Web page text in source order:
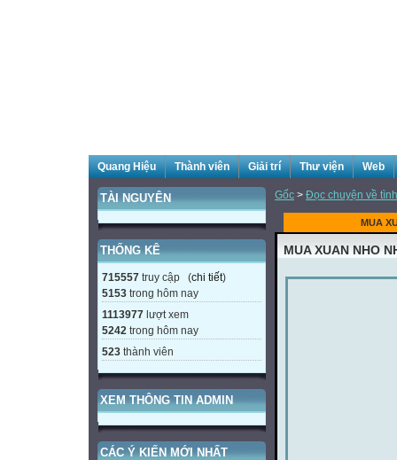
Quang Hiệu Thành viên Giải trí Thư viện Web
TÀI NGUYÊN
THỐNG KÊ
715557 truy cập (chi tiết)
5153 trong hôm nay
1113977 lượt xem
5242 trong hôm nay
523 thành viên
XEM THÔNG TIN ADMIN
CÁC Ý KIẾN MỚI NHẤT
Gốc > Đọc chuyện về
MUA
MUA XUAN NHO